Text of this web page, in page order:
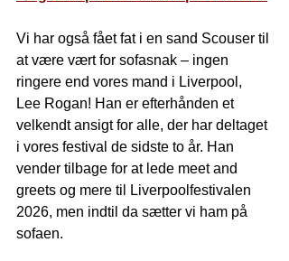
Vi har også fået fat i en sand Scouser til
at være vært for sofasnak – ingen
ringere end vores mand i Liverpool,
Lee Rogan! Han er efterhånden et
velkendt ansigt for alle, der har deltaget
i vores festival de sidste to år. Han
vender tilbage for at lede meet and
greets og mere til Liverpoolfestivalen
2026, men indtil da sætter vi ham på
sofaen.